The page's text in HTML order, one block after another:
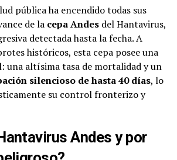
pública ha encendido todas sus
de la cepa Andesdel Hantavirus,
detectada hasta la fecha. A
históricos, esta cepa posee una
una altísima tasa de mortalidad y un
silencioso de hasta 40 días, lo
su control fronterizo y
Andes y por